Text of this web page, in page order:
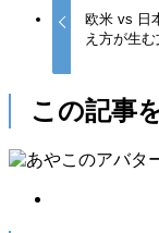
欧米 vs 日
え方が生
この記事